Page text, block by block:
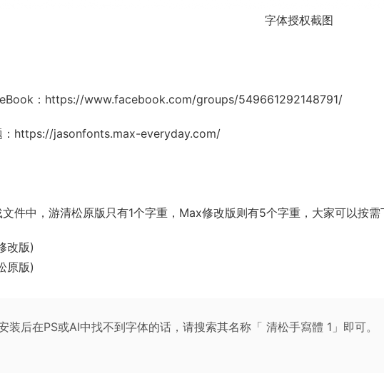
字体授权截图
： https://www.facebook.com/groups/549661292148791/
https://jasonfonts.max-everyday.com/
件中，游清松原版只有1个字重，Max修改版则有5个字重，大家可以按需
改版)
原版)
装后在PS或AI中找不到字体的话，请搜索其名称「 清松手寫體 1」即可。